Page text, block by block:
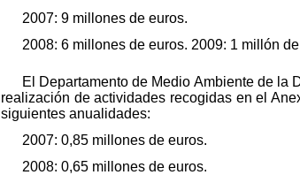
2007: 9 millones de euros.
2008: 6 millones de euros. 2009: 1 millón
El Departamento de Medio Ambiente de la
realización de actividades recogidas en el
siguientes anualidades:
2007: 0,85 millones de euros.
2008: 0,65 millones de euros.